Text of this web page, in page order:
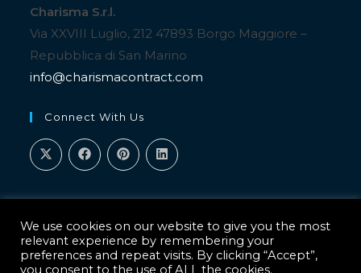
Charisma S.r.l.
Via XXVIII Luglio, 212 47893 Borgo Maggiore –
Repubblica di San Marino
info@charismacontract.com
Connect With Us
Copyright 2026 - Charisma S.r.l.
Via XXVIII Luglio, 212 - 47893 Borgo Maggiore - Repubblica
We use cookies on our website to give you the most
relevant experience by remembering your
preferences and repeat visits. By clicking “Accept”,
you consent to the use of ALL the cookies.